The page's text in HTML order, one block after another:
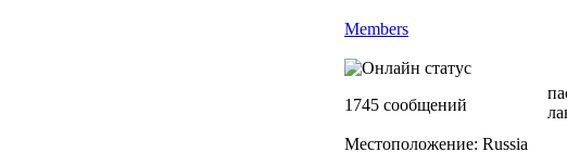
Members
1745 сообщений
Местоположение: Russia